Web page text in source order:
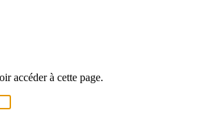
accéder à cette page.